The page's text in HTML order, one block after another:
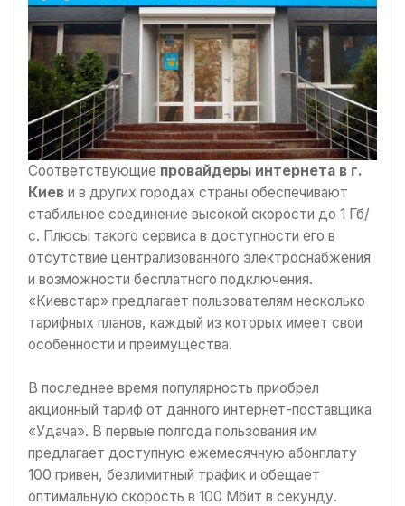
Соответствующие провайдеры интернета в г.
Киев и в других городах страны обеспечивают
стабильное соединение высокой скорости до 1 Гб/
с. Плюсы такого сервиса в доступности его в
отсутствие централизованного электроснабжения
и возможности бесплатного подключения.
«Киевстар» предлагает пользователям несколько
тарифных планов, каждый из которых имеет свои
особенности и преимущества.
В последнее время популярность приобрел
акционный тариф от данного интернет-поставщика
«Удача». В первые полгода пользования им
предлагает доступную ежемесячную абонплату
100 гривен, безлимитный трафик и обещает
оптимальную скорость в 100 Мбит в секунду.